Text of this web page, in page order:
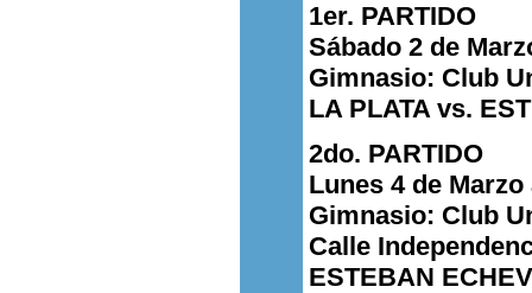
1er. PARTIDO
Sábado 2 de
Gimnasio: Club
LA PLATAvs.
2do. PARTIDO
Lunes 4 de
Gimnasio: Club
Calle
ESTEBAN